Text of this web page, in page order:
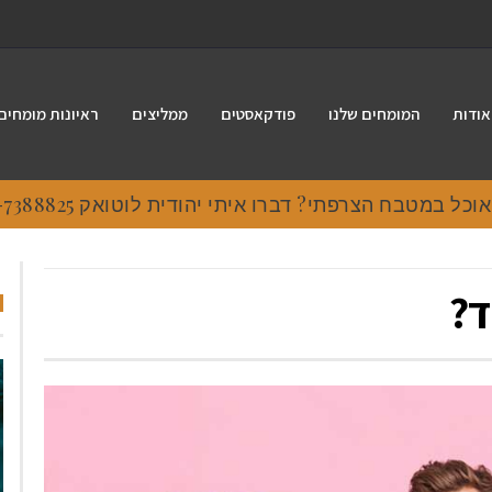
אודות המומחים שלנו פודקאסטים ממליצים ראיונות
במטבח הצרפתי? דברו איתי יהודית לוטואק 054-7388825.